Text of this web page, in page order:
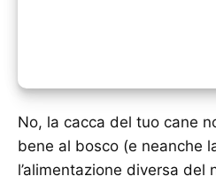
No, la cacca del tuo cane
bene al bosco (e neanche
l’alimentazione diversa del